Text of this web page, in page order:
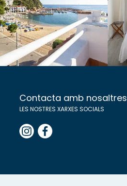
Contacta amb nosaltres
LES NOSTRES XARXES SOCIALS